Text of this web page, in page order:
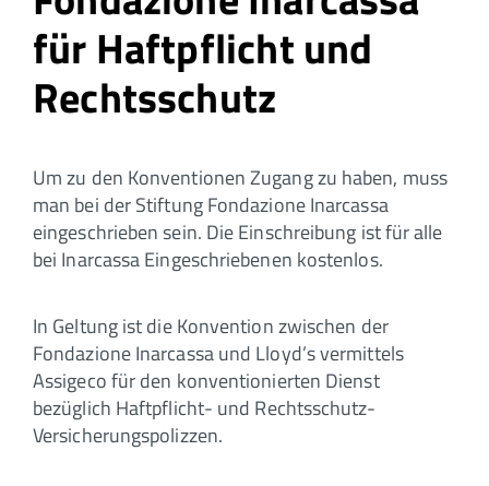
für Haftpflicht und
Rechtsschutz
Um zu den Konventionen Zugang zu haben, muss
man bei der Stiftung Fondazione Inarcassa
eingeschrieben sein. Die Einschreibung ist für alle
bei Inarcassa Eingeschriebenen kostenlos.
In Geltung ist die Konvention zwischen der
Fondazione Inarcassa und Lloyd’s vermittels
Assigeco für den konventionierten Dienst
bezüglich Haftpflicht- und Rechtsschutz-
Versicherungspolizzen.